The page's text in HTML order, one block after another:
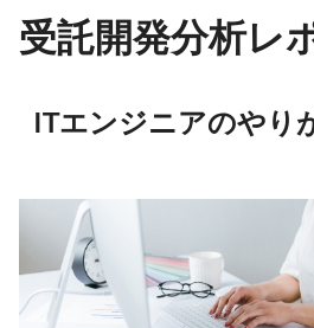
受託開発分析レ
ITエンジニアのやり